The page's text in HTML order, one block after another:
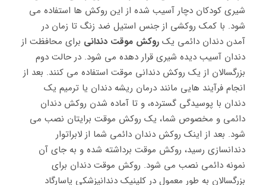
شیری کودکان دچار آسیب شده از این روکش‌ ها استفاده می‌
شود. با کمک روکشی از جنس استیل ضد زنگ تا زمان در
آمدن دندان دائمی یک روکش موقت دندانی برای محافظت از
دندان آسیب دیده شیری قرار دهده می‌ شود. در حالت دوم
بزرگسالان از یک روکش دندانی موقت استفاده می ‌کنند. بعد از
انجام فرآیند هایی مانند درمان ریشه دندان یا ترمیم یک
دندان با پوسیدگی گسترده، و تا آماده شدن روکش دندان
دائمی و مخصوص شما، یک روکش موقت برایتان نصب می
‌شود. بعد از اینک روکش دندان دائمی شما از لابراتوار
دندانسازی رسید، روکش موقت برداشته شده و به جای آن
نمونه دائمی نصب می ‌شود. روکش موقت دندان برای
بزرگسالان به طور معمول در کلینیک دندانپزشکی پاسارگاد